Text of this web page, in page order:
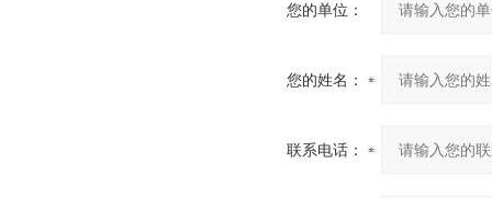
您的单位：
您的姓名：
联系电话：